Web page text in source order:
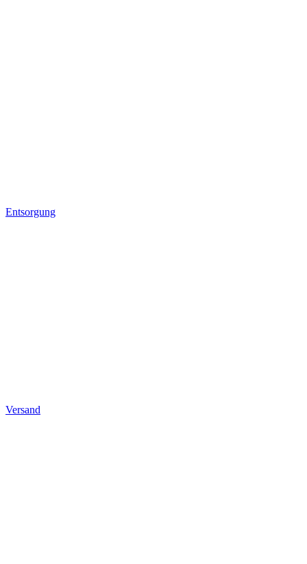
Entsorgung
Versand